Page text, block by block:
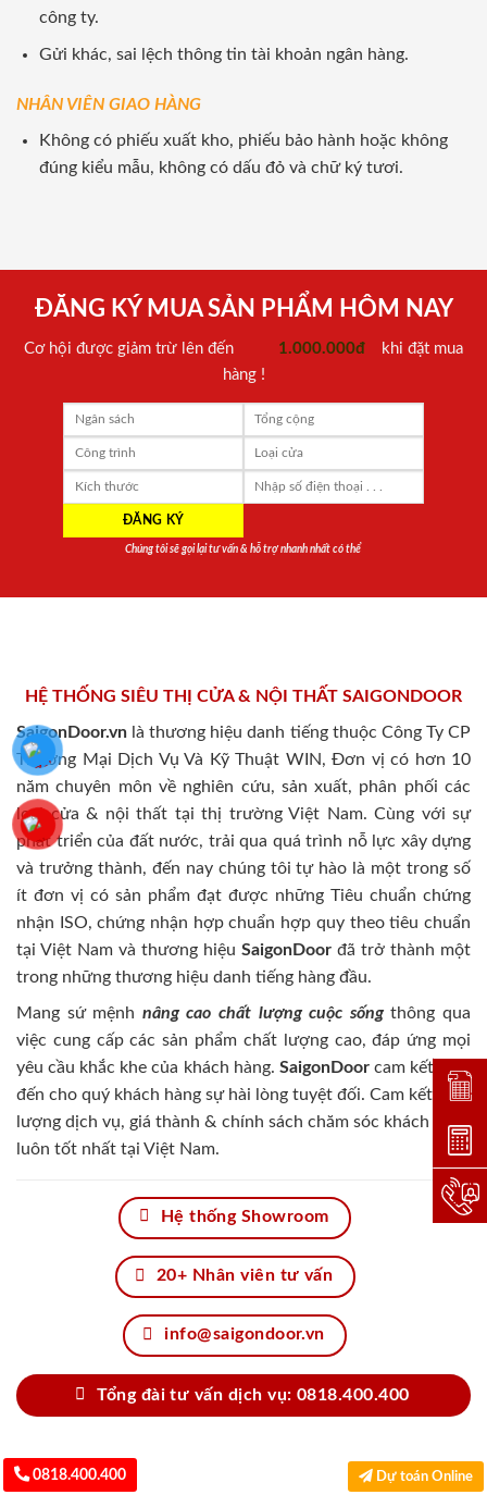
công ty.
Gửi khác, sai lệch thông tin tài khoản ngân hàng.
NHÂN VIÊN GIAO HÀNG
Không có phiếu xuất kho, phiếu bảo hành hoặc không
đúng kiểu mẫu, không có dấu đỏ và chữ ký tươi.
ĐĂNG KÝ MUA SẢN PHẨM HÔM NAY
Cơ hội được giảm trừ lên đến 1.000.000đ
khi đặt mua
hàng !
Chúng tôi sẽ gọi lại tư vấn & hỗ trợ nhanh nhất có thể
HỆ THỐNG SIÊU THỊ CỬA & NỘI THẤT SAIGONDOOR
SaigonDoor.vn là thương hiệu danh tiếng thuộc Công Ty CP
Thương Mại Dịch Vụ Và Kỹ Thuật WIN, Đơn vị có hơn 10
năm chuyên môn về nghiên cứu, sản xuất, phân phối các
loại cửa & nội thất tại thị trường Việt Nam. Cùng với sự
phát triển của đất nước, trải qua quá trình nỗ lực xây dựng
và trưởng thành, đến nay chúng tôi tự hào là một trong số
ít đơn vị có sản phẩm đạt được những Tiêu chuẩn chứng
nhận ISO, chứng nhận hợp chuẩn hợp quy theo tiêu chuẩn
tại Việt Nam và thương hiệu SaigonDoor đã trở thành một
trong những thương hiệu danh tiếng hàng đầu.
Mang sứ mệnh nâng cao chất lượng cuộc sốngthông qua
việc cung cấp các sản phẩm chất lượng cao, đáp ứng mọi
yêu cầu khắc khe của khách hàng. SaigonDoorcam kết đem
đến cho quý khách hàng sự hài lòng tuyệt đối. Cam kết chất
lượng dịch vụ, giá thành & chính sách chăm sóc khách hàng
luôn tốt nhất tại Việt Nam.
Hệ thống Showroom
20+ Nhân viên tư vấn
info@saigondoor.vn
Tổng đài tư vấn dịch vụ: 0818.400.400
0818.400.400 Dự toán Online
Đặt
Dự